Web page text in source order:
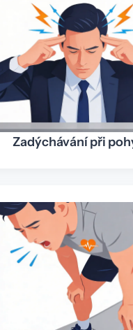
Zadýchávání při